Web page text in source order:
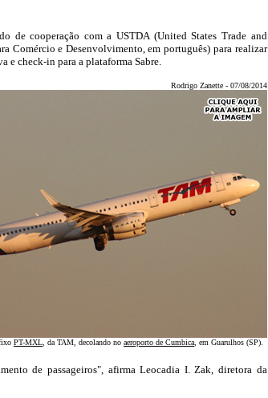
de cooperação com a USTDA (United States Trade and
Comércio e Desenvolvimento, em português) para realizar
e check-in para a plataforma Sabre.
Rodrigo Zanette - 07/08/2014
PT-MXL , da TAM, decolando no aeroporto de Cumbica , em Guarulhos (SP)
de passageiros", afirma Leocadia I. Zak, diretora da